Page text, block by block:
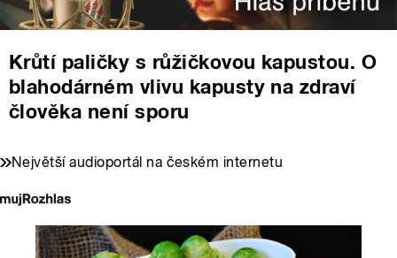
Krůtí paličky s růžičkovou kapustou. O
blahodárném vlivu kapusty na zdraví
člověka není sporu
Největší audioportál na českém internetu